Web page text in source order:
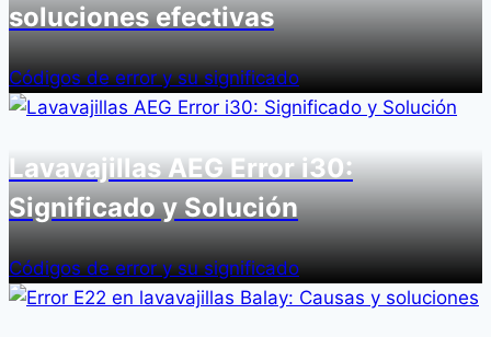
soluciones efectivas
Códigos de error y su significado
Lavavajillas AEG Error i30:
Significado y Solución
Códigos de error y su significado